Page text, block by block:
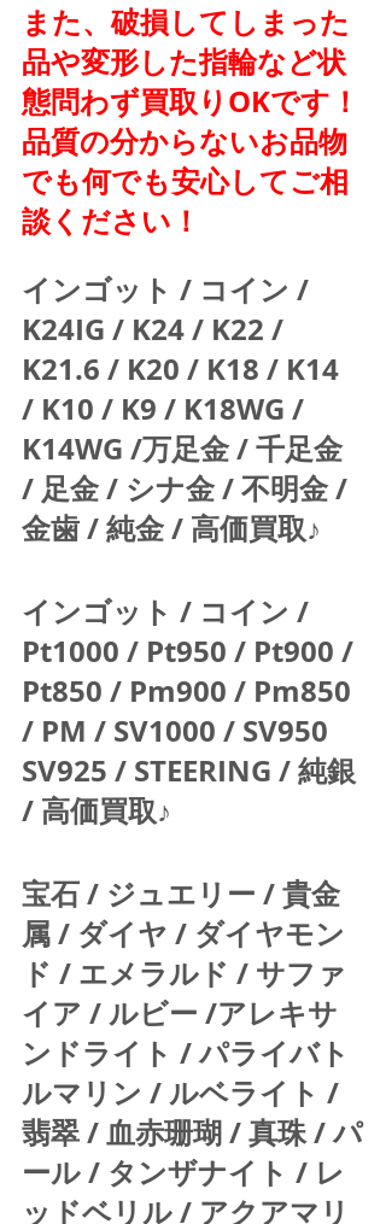
また、破損してしまった
品や変形した指輪など状
態問わず買取りOKです！
品質の分からないお品物
でも何でも安心してご相
談ください！
インゴット / コイン /
K24IG / K24 / K22 /
K21.6 / K20 / K18 / K14
/ K10 / K9 / K18WG /
K14WG /万足金 / 千足金
/ 足金 / シナ金 / 不明金 /
金歯 / 純金 / 高価買取♪
インゴット / コイン /
Pt1000 / Pt950 / Pt900 /
Pt850 / Pm900 / Pm850
/ PM / SV1000 / SV950
SV925 / STEERING / 純銀
/ 高価買取♪
宝石 / ジュエリー / 貴金
属 / ダイヤ / ダイヤモン
ド / エメラルド / サファ
イア / ルビー /アレキサ
ンドライト / パライバト
ルマリン / ルベライト /
翡翠 / 血赤珊瑚 / 真珠 / パ
ール / タンザナイト / レ
ッドベリル / アクアマリ